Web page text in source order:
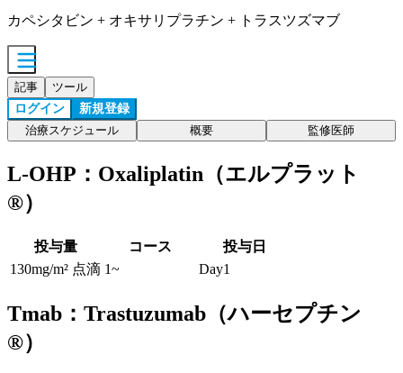
カペシタビン + オキサリプラチン + トラスツズマブ
記事 ツール
ログイン 新規登録
治療スケジュール 概要 監修医師
L-OHP：Oxaliplatin（エルプラット
®）
投与量 コース
投与日
130mg/m² 点滴 1~ Day1
Tmab：Trastuzumab（ハーセプチン
®）